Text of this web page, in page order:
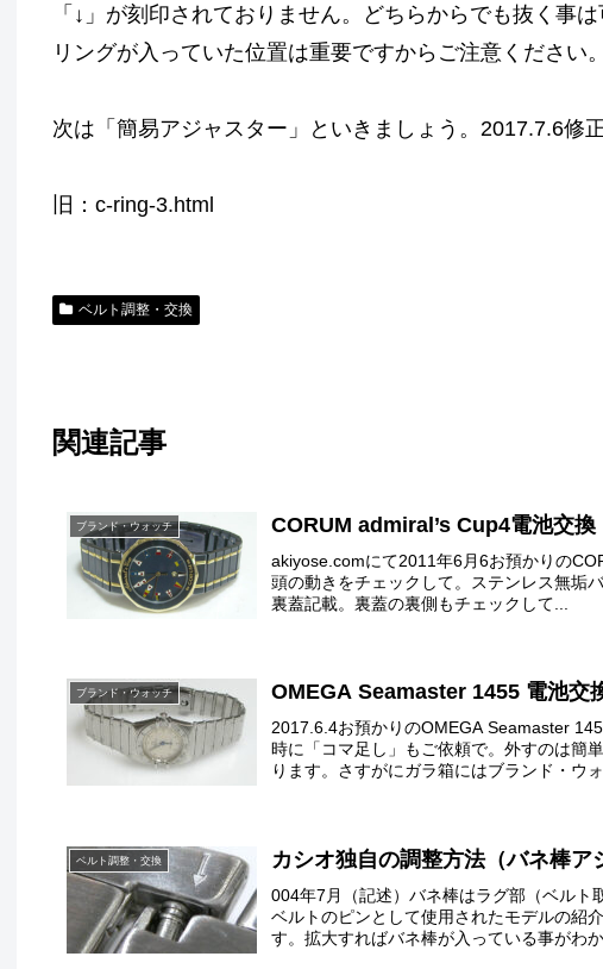
「↓」が刻印されておりません。どちらからでも抜く事は
リングが入っていた位置は重要ですからご注意ください。
次は「簡易アジャスター」といきましょう。2017.7.6修
旧：c-ring-3.html
ベルト調整・交換
関連記事
ブランド・ウォッチ CORUM admiral’s Cup4電池交換
akiyose.comにて2011年6月6お預かりの
頭の動きをチェックして。ステンレス無垢
裏蓋記載。裏蓋の裏側もチェックして...
ブランド・ウォッチ OMEGA Seamaster 1455 電池交
2017.6.4お預かりのOMEGA Seamaster
時に「コマ足し」もご依頼で。外すのは簡
ります。さすがにガラ箱にはブランド・ウ
ベルト調整・交換 カシオ独自の調整方法（バネ棒ア
004年7月（記述）バネ棒はラグ部（ベルト
ベルトのピンとして使用されたモデルの紹
す。拡大すればバネ棒が入っている事がわ